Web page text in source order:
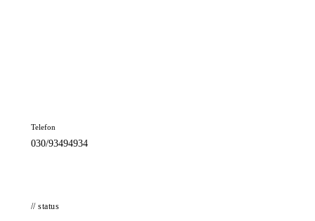
Telefon
030/93494934
// status